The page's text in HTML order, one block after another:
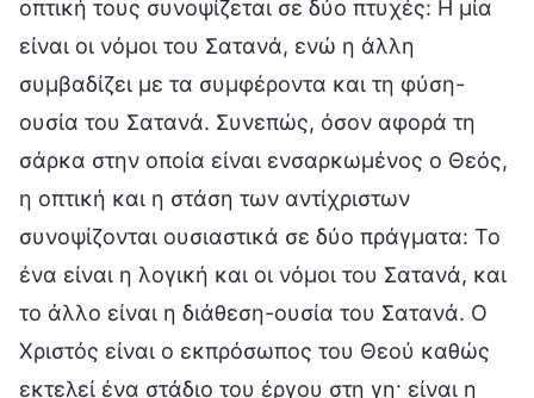
οπτική τους συνοψίζεται σε δύο πτυχές: Η μία
είναι οι νόμοι του Σατανά, ενώ η άλλη
συμβαδίζει με τα συμφέροντα και τη φύση-
ουσία του Σατανά. Συνεπώς, όσον αφορά τη
σάρκα στην οποία είναι ενσαρκωμένος ο Θεός,
η οπτική και η στάση των αντίχριστων
συνοψίζονται ουσιαστικά σε δύο πράγματα: Το
ένα είναι η λογική και οι νόμοι του Σατανά, και
το άλλο είναι η διάθεση-ουσία του Σατανά. Ο
Χριστός είναι ο εκπρόσωπος του Θεού καθώς
εκτελεί ένα στάδιο του έργου στη γη· είναι η